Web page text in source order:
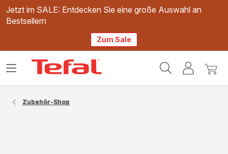
Jetzt im SALE: Entdecken Sie eine große Auswahl an
Bestsellern
Zum Sale
Mein
Mein
Das
Zubehör-Shop